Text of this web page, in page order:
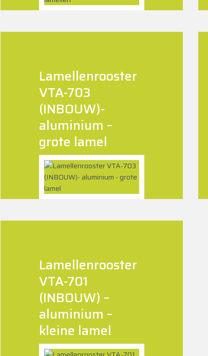
Lamellenrooster
VTA-703
(INBOUW)-
aluminium –
grote lamel
Lamellenrooster
VTA-701
(INBOUW) –
aluminium –
kleine lamel